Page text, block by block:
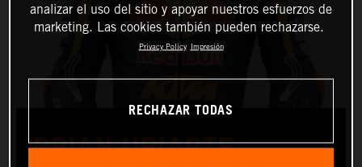
BRIAN URIARTE
analizar el uso del sitio y apoyar nuestros esfuerzos de
marketing. Las cookies también pueden rechazarse.
Privacy Policy Impresión
RECHAZAR TODAS